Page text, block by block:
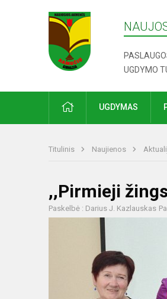
UGDYMO
UGDYMAS
Titulinis Naujienos
,,Pirmieji
Paskelbė : Darius J. Kazlauskas